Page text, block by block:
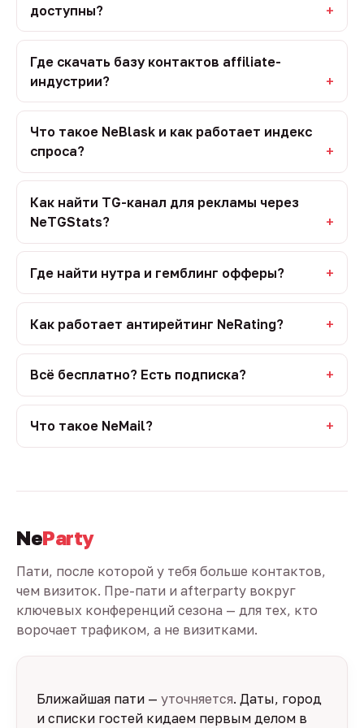
доступны?
Где скачать базу контактов affiliate-
индустрии?
Что такое NeBlask и как работает индекс
спроса?
Как найти TG-канал для рекламы через
NeTGStats?
Где найти нутра и гемблинг офферы?
Как работает антирейтинг NeRating?
Всё бесплатно? Есть подписка?
Что такое NeMail?
NeParty
Пати, после которой у тебя больше контактов,
чем визиток. Пре-пати и afterparty вокруг
ключевых конференций сезона — для тех, кто
ворочает трафиком, а не визитками.
Ближайшая пати — уточняется. Даты, город
и списки гостей кидаем первым делом в